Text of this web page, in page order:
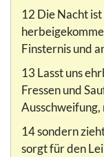
12 Die Nacht
Finsternis und
13 Lasst uns
Fressen und
14 sondern
sorgt für den